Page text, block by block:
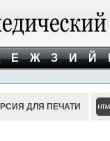
Е Ж З И Й
ДЛЯ ПЕЧАТИ